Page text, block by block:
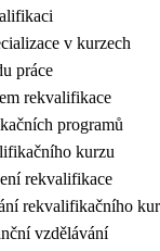
v kurzech
práce
rekvalifikace
programů
kurzu
rekvalifikace
rekvalifikačního
vzdělávání